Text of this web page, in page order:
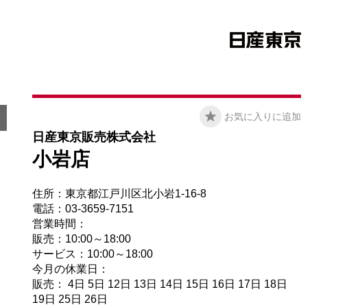
お気に入りに追加
日産東京販売株式会社
小岩店
住所：東京都江戸川区北小岩1-16-8
電話：03-3659-7151
営業時間：
販売：10:00～18:00
サービス：10:00～18:00
今月の休業日：
販売： 4日 5日 12日 13日 14日 15日 16日 17日 18日
19日 25日 26日